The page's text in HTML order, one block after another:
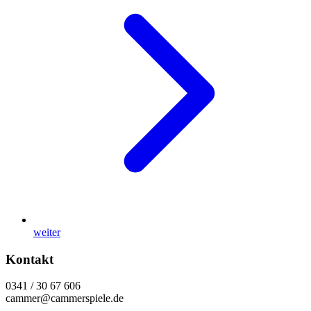
weiter
Kontakt
0341 / 30 67 606
cammer@cammerspiele.de